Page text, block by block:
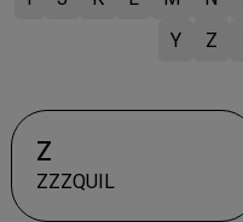
Y
Z
Z
ZZZQUIL